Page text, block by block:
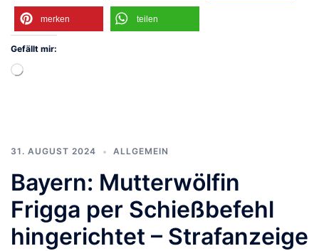
merken teilen
Gefällt mir:
Wird
31. AUGUST 2024 ALLGEMEIN
Bayern: Mutterwölfin
Frigga per Schießbefehl
hingerichtet – Strafanzeige